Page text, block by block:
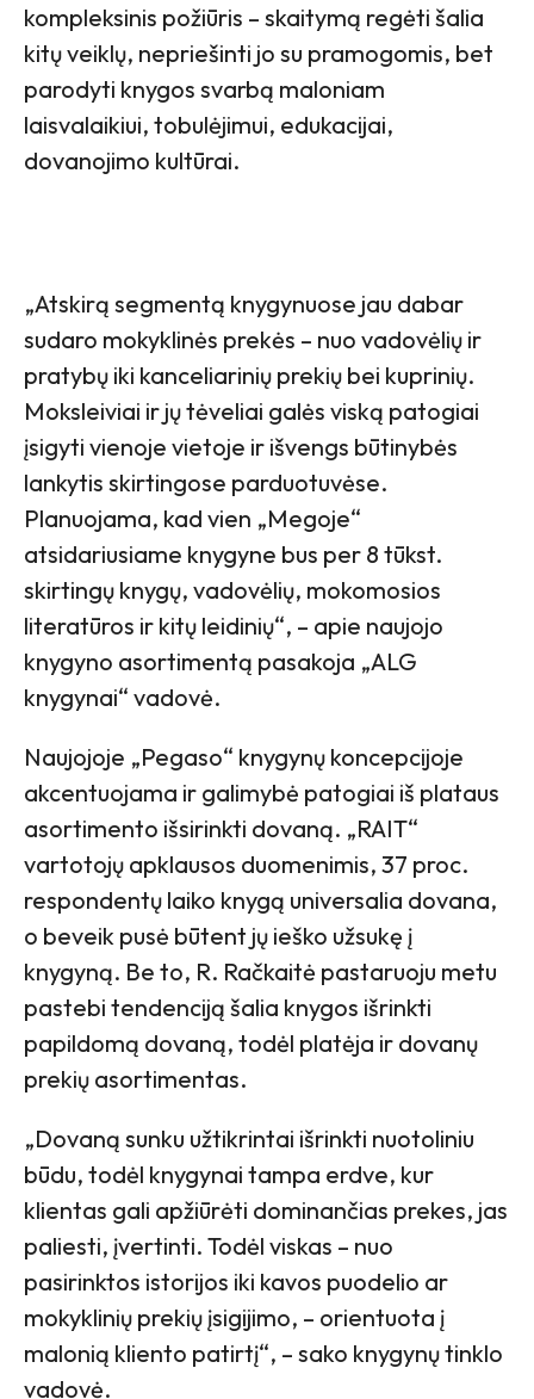
kompleksinis požiūris – skaitymą regėti šalia
kitų veiklų, nepriešinti jo su pramogomis, bet
parodyti knygos svarbą maloniam
laisvalaikiui, tobulėjimui, edukacijai,
dovanojimo kultūrai.
„Atskirą segmentą knygynuose jau dabar
sudaro mokyklinės prekės – nuo vadovėlių ir
pratybų iki kanceliarinių prekių bei kuprinių.
Moksleiviai ir jų tėveliai galės viską patogiai
įsigyti vienoje vietoje ir išvengs būtinybės
lankytis skirtingose parduotuvėse.
Planuojama, kad vien „Megoje“
atsidariusiame knygyne bus per 8 tūkst.
skirtingų knygų, vadovėlių, mokomosios
literatūros ir kitų leidinių“, – apie naujojo
knygyno asortimentą pasakoja „ALG
knygynai“ vadovė.
Naujojoje „Pegaso“ knygynų koncepcijoje
akcentuojama ir galimybė patogiai iš plataus
asortimento išsirinkti dovaną. „RAIT“
vartotojų apklausos duomenimis, 37 proc.
respondentų laiko knygą universalia dovana,
o beveik pusė būtent jų ieško užsukę į
knygyną. Be to, R. Račkaitė pastaruoju metu
pastebi tendenciją šalia knygos išrinkti
papildomą dovaną, todėl platėja ir dovanų
prekių asortimentas.
„Dovaną sunku užtikrintai išrinkti nuotoliniu
būdu, todėl knygynai tampa erdve, kur
klientas gali apžiūrėti dominančias prekes, jas
paliesti, įvertinti. Todėl viskas – nuo
pasirinktos istorijos iki kavos puodelio ar
mokyklinių prekių įsigijimo, – orientuota į
malonią kliento patirtį“, – sako knygynų tinklo
vadovė.